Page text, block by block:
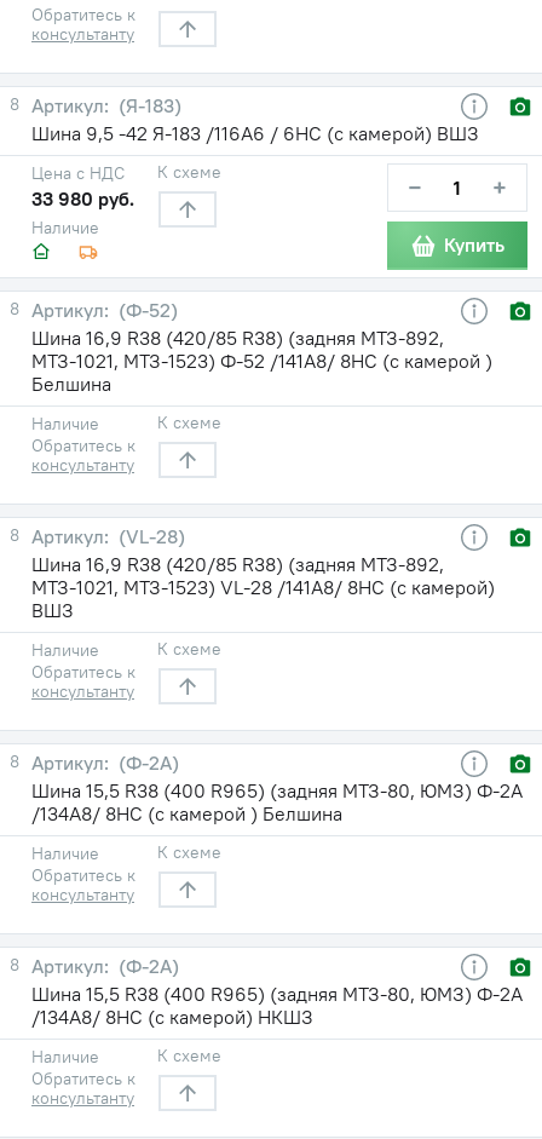
Обратитесь к
консультанту
8
(Я-183)
Шина 9,5 -42 Я-183 /116A6 / 6НС (с камерой) ВШЗ
Наличие
Цена с НДС
33 980 руб.
К схеме − +
Купить
8
(Ф-52)
Шина 16,9 R38 (420/85 R38) (задняя МТЗ-892,
МТЗ-1021, МТЗ-1523) Ф-52 /141A8/ 8НС (с камерой )
Белшина
Наличие
Обратитесь к
консультанту
К схеме
8
(VL-28)
Шина 16,9 R38 (420/85 R38) (задняя МТЗ-892,
МТЗ-1021, МТЗ-1523) VL-28 /141A8/ 8НС (с камерой)
ВШЗ
Наличие
Обратитесь к
консультанту
К схеме
8
(Ф-2А)
Шина 15,5 R38 (400 R965) (задняя МТЗ-80, ЮМЗ) Ф-2А
/134A8/ 8НС (с камерой ) Белшина
Наличие
Обратитесь к
консультанту
К схеме
8
(Ф-2А)
Шина 15,5 R38 (400 R965) (задняя МТЗ-80, ЮМЗ) Ф-2А
/134A8/ 8НС (с камерой) НКШЗ
Наличие
Обратитесь к
консультанту
К схеме